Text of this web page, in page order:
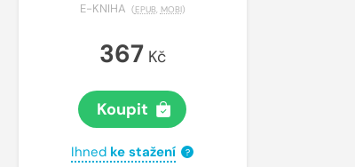
E-KNIHA (EPUB, MOBI)
367 Kč
Koupit
Ihned ke stažení ?